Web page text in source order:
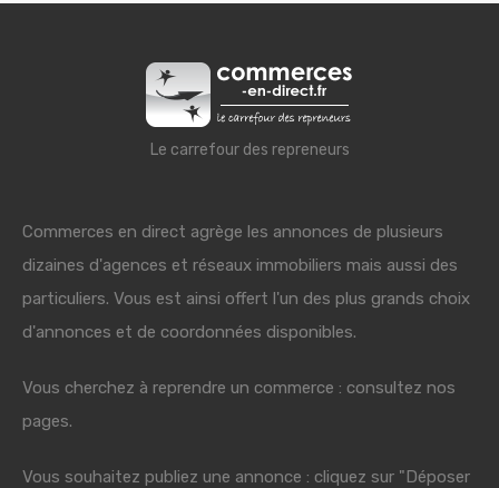
Le carrefour des repreneurs
Commerces en direct agrège les annonces de plusieurs
dizaines d'agences et réseaux immobiliers mais aussi des
particuliers. Vous est ainsi offert l'un des plus grands choix
d'annonces et de coordonnées disponibles.
Vous cherchez à reprendre un commerce : consultez nos
pages.
Vous souhaitez publiez une annonce : cliquez sur "Déposer